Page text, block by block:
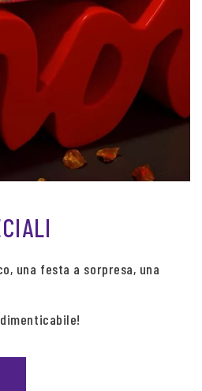
una festa a sorpresa, una